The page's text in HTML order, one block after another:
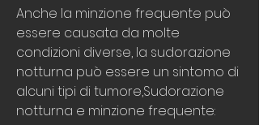
Anche la minzione frequente può
essere causata da molte
condizioni diverse, la sudorazione
notturna può essere un sintomo di
alcuni tipi di tumore,Sudorazione
notturna e minzione frequente: